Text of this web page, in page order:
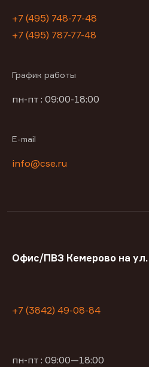
+7 (495) 748-77-48
+7 (495) 787-77-48
График работы
пн-пт : 09:00-18:00
E-mail
info@cse.ru
Офис/ПВЗ Кемерово на ул.
+7 (3842) 49-08-84
пн-пт : 09:00—18:00